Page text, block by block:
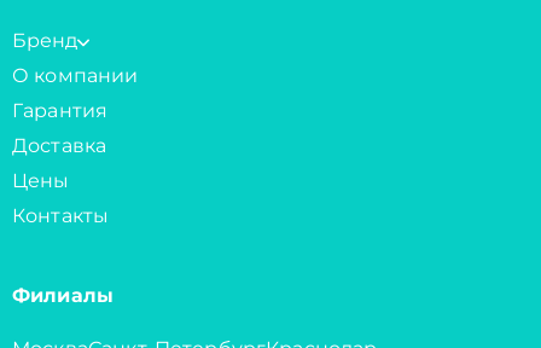
Бренд
О компании
Гарантия
Доставка
Цены
Контакты
Филиалы